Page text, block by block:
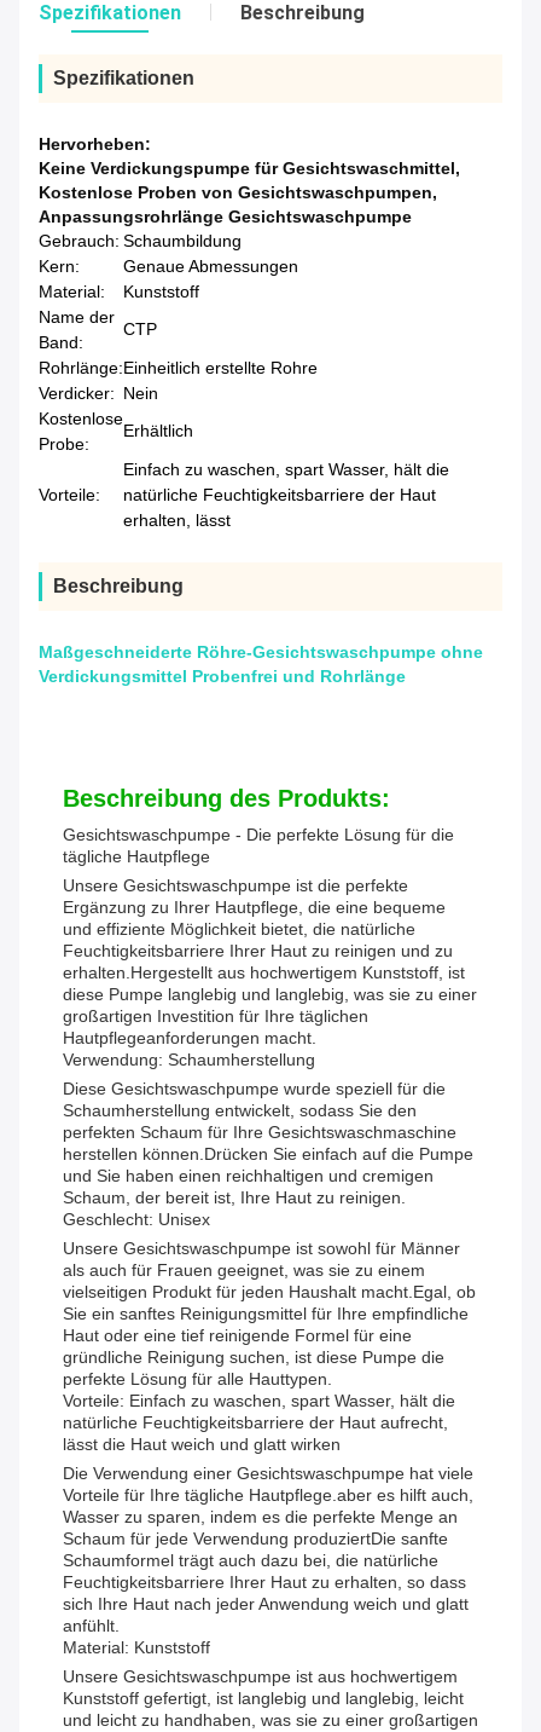
Spezifikationen Beschreibung
Spezifikationen
Hervorheben:
Keine Verdickungspumpe für Gesichtswaschmittel,
Kostenlose Proben von Gesichtswaschpumpen,
Anpassungsrohrlänge Gesichtswaschpumpe
Gebrauch: Schaumbildung
Kern:
Genaue Abmessungen
Material:
Kunststoff
Name der
Band:
CTP
Rohrlänge:Einheitlich erstellte Rohre
Verdicker: Nein
Kostenlose
Probe:
Erhältlich
Vorteile:
Einfach zu waschen, spart Wasser, hält die
natürliche Feuchtigkeitsbarriere der Haut
erhalten, lässt
Beschreibung
Maßgeschneiderte Röhre-Gesichtswaschpumpe ohne
Verdickungsmittel Probenfrei und Rohrlänge
Beschreibung des Produkts:
Gesichtswaschpumpe - Die perfekte Lösung für die
tägliche Hautpflege
Unsere Gesichtswaschpumpe ist die perfekte
Ergänzung zu Ihrer Hautpflege, die eine bequeme
und effiziente Möglichkeit bietet, die natürliche
Feuchtigkeitsbarriere Ihrer Haut zu reinigen und zu
erhalten.Hergestellt aus hochwertigem Kunststoff, ist
diese Pumpe langlebig und langlebig, was sie zu einer
großartigen Investition für Ihre täglichen
Hautpflegeanforderungen macht.
Verwendung: Schaumherstellung
Diese Gesichtswaschpumpe wurde speziell für die
Schaumherstellung entwickelt, sodass Sie den
perfekten Schaum für Ihre Gesichtswaschmaschine
herstellen können.Drücken Sie einfach auf die Pumpe
und Sie haben einen reichhaltigen und cremigen
Schaum, der bereit ist, Ihre Haut zu reinigen.
Geschlecht: Unisex
Unsere Gesichtswaschpumpe ist sowohl für Männer
als auch für Frauen geeignet, was sie zu einem
vielseitigen Produkt für jeden Haushalt macht.Egal, ob
Sie ein sanftes Reinigungsmittel für Ihre empfindliche
Haut oder eine tief reinigende Formel für eine
gründliche Reinigung suchen, ist diese Pumpe die
perfekte Lösung für alle Hauttypen.
Vorteile: Einfach zu waschen, spart Wasser, hält die
natürliche Feuchtigkeitsbarriere der Haut aufrecht,
lässt die Haut weich und glatt wirken
Die Verwendung einer Gesichtswaschpumpe hat viele
Vorteile für Ihre tägliche Hautpflege.aber es hilft auch,
Wasser zu sparen, indem es die perfekte Menge an
Schaum für jede Verwendung produziertDie sanfte
Schaumformel trägt auch dazu bei, die natürliche
Feuchtigkeitsbarriere Ihrer Haut zu erhalten, so dass
sich Ihre Haut nach jeder Anwendung weich und glatt
anfühlt.
Material: Kunststoff
Unsere Gesichtswaschpumpe ist aus hochwertigem
Kunststoff gefertigt, ist langlebig und langlebig, leicht
und leicht zu handhaben, was sie zu einer großartigen